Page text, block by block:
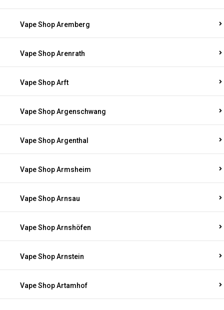
Vape Shop Aremberg
Vape Shop Arenrath
Vape Shop Arft
Vape Shop Argenschwang
Vape Shop Argenthal
Vape Shop Armsheim
Vape Shop Arnsau
Vape Shop Arnshöfen
Vape Shop Arnstein
Vape Shop Artamhof